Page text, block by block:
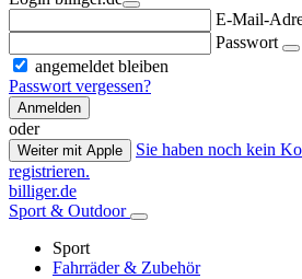
E-Mail-
Passwort
angemeldet bleiben
Passwort vergessen?
Anmelden
oder
Weiter mit Apple
Sie haben noch kein
registrieren.
billiger.de
Sport & Outdoor
Sport
Fahrräder & Zubehör